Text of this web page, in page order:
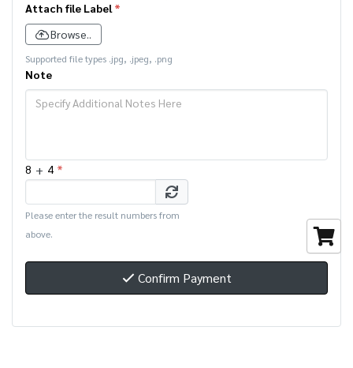
Attach file Label*
Browse..
Supported file types .jpg, .jpeg, .png
Note
8 + 4 *
Please enter the result numbers from
above.
Confirm Payment